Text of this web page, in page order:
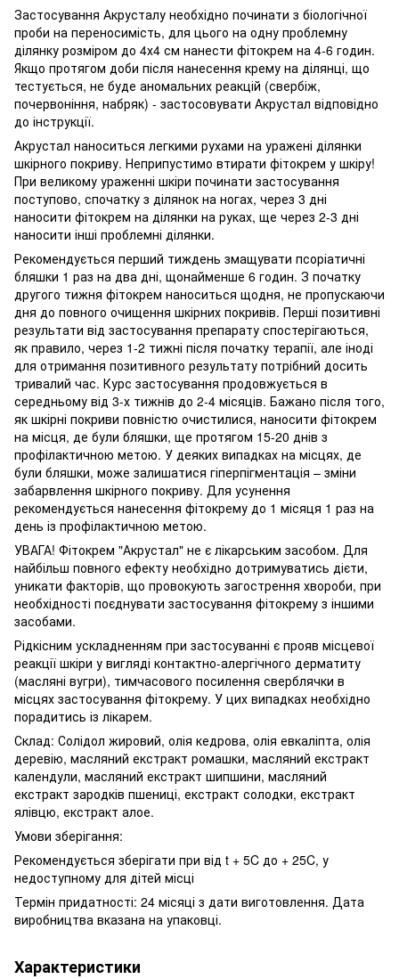
Застосування Акрусталу необхідно починати з біологічної
проби на переносимість, для цього на одну проблемну
ділянку розміром до 4х4 см нанести фітокрем на 4-6 годин.
Якщо протягом доби після нанесення крему на ділянці, що
тестується, не буде аномальних реакцій (свербіж,
почервоніння, набряк) - застосовувати Акрустал відповідно
до інструкції.
Акрустал наноситься легкими рухами на уражені ділянки
шкірного покриву. Неприпустимо втирати фітокрем у шкіру!
При великому ураженні шкіри починати застосування
поступово, спочатку з ділянок на ногах, через 3 дні
наносити фітокрем на ділянки на руках, ще через 2-3 дні
наносити інші проблемні ділянки.
Рекомендується перший тиждень змащувати псоріатичні
бляшки 1 раз на два дні, щонайменше 6 годин. З початку
другого тижня фітокрем наноситься щодня, не пропускаючи
дня до повного очищення шкірних покривів. Перші позитивні
результати від застосування препарату спостерігаються,
як правило, через 1-2 тижні після початку терапії, але іноді
для отримання позитивного результату потрібний досить
тривалий час. Курс застосування продовжується в
середньому від 3-х тижнів до 2-4 місяців. Бажано після того,
як шкірні покриви повністю очистилися, наносити фітокрем
на місця, де були бляшки, ще протягом 15-20 днів з
профілактичною метою. У деяких випадках на місцях, де
були бляшки, може залишатися гіперпігментація – зміни
забарвлення шкірного покриву. Для усунення
рекомендується нанесення фітокрему до 1 місяця 1 раз на
день із профілактичною метою.
УВАГА! Фітокрем "Акрустал" не є лікарським засобом. Для
найбільш повного ефекту необхідно дотримуватись дієти,
уникати факторів, що провокують загострення хвороби, при
необхідності поєднувати застосування фітокрему з іншими
засобами.
Рідкісним ускладненням при застосуванні є прояв місцевої
реакції шкіри у вигляді контактно-алергічного дерматиту
(масляні вугри), тимчасового посилення сверблячки в
місцях застосування фітокрему. У цих випадках необхідно
порадитись із лікарем.
Склад: Солідол жировий, олія кедрова, олія евкаліпта, олія
деревію, масляний екстракт ромашки, масляний екстракт
календули, масляний екстракт шипшини, масляний
екстракт зародків пшениці, екстракт солодки, екстракт
ялівцю, екстракт алое.
Умови зберігання:
Рекомендується зберігати при від t + 5C до + 25C, у
недоступному для дітей місці
Термін придатності: 24 місяці з дати виготовлення. Дата
виробництва вказана на упаковці.
Характеристики